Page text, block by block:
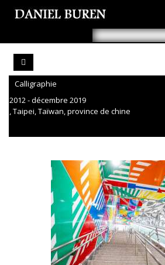
Calligraphie
2012 - décembre 2019
, Taipei, Taïwan, province de chine